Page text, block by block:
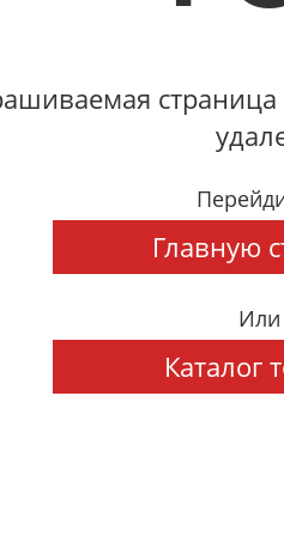
Главную
Или
Каталог